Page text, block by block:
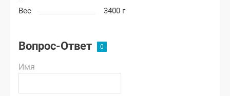
Вес
3400 г
Вопрос-Ответ
Имя